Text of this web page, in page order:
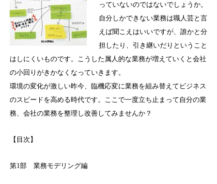
っていないのではないでしょうか。
自分しかできない業務は職人芸と言
えば聞こえはいいですが、誰かと分
担したり、引き継いだりということ
はしにくいものです。こうした属人的な業務が増えていくと会社
の小回りがきかなくなっていきます。
環境の変化が激しい昨今、臨機応変に業務を組み替えてビジネス
のスピードを高める時代です。ここで一度立ち止まって自分の業
務、会社の業務を整理し改善してみませんか？
【目次】
第1部 業務モデリング編